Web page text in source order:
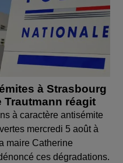
à Strasbourg
Trautmann réagit
à caractère antisémite
mercredi 5 août à
maire Catherine
ces dégradations.